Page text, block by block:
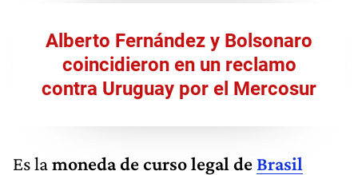
Alberto Fernández y Bolsonaro
coincidieron en un reclamo
contra Uruguay por el Mercosur
Es lamoneda de curso legal de Brasil